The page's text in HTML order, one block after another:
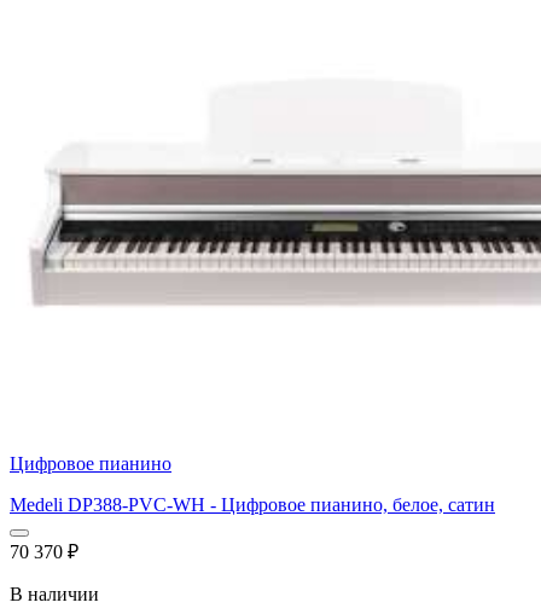
Цифровое пианино
Medeli DP388-PVC-WH - Цифровое пианино, белое, сатин
70 370 ₽
В наличии